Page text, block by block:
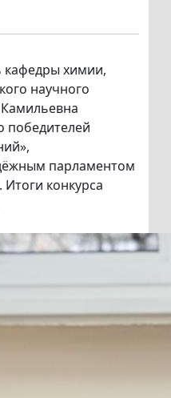
кафедры химии,
научного
победителей
парламентом
конкурса